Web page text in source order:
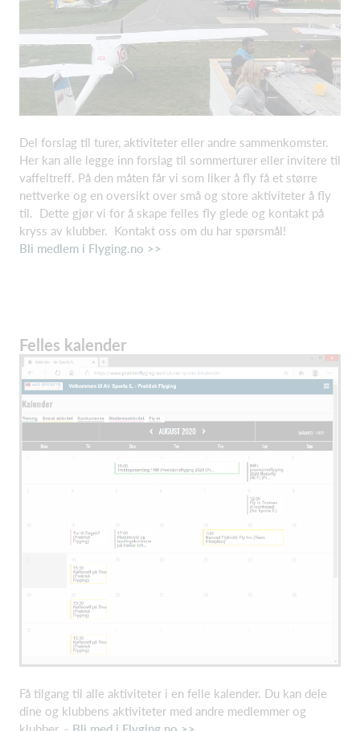
Del forslag til turer, aktiviteter eller andre sammenkomster.
Her kan alle legge inn forslag til sommerturer eller invitere til
vaffeltreff. På den måten får vi som liker å fly få et større
nettverke og en oversikt over små og store aktiviteter å fly
til. Dette gjør vi for å skape felles fly glede og kontakt på
kryss av klubber. Kontakt oss om du har spørsmål!
Bli medlem i Flyging.no >>
Felles kalender
Få tilgang til alle aktiviteter i en felle kalender. Du kan dele
dine og klubbens aktiviteter med andre medlemmer og